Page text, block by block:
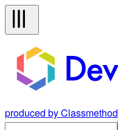
produced by Classmethod